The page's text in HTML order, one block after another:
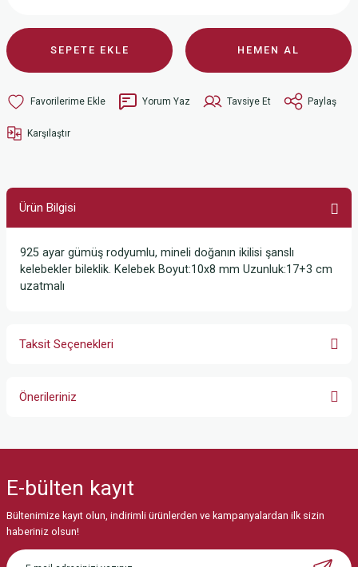
SEPETE EKLE HEMEN AL
Yorum Yaz Tavsiye Et Paylaş
Karşılaştır
Ürün Bilgisi
925 ayar gümüş rodyumlu, mineli doğanın ikilisi şanslı
kelebekler bileklik. Kelebek Boyut:10x8 mm Uzunluk:17+3 cm
uzatmalı
Taksit Seçenekleri
Önerileriniz
Görüş ve önerileriniz için teşekkür ederiz.
Ürün resmi kalitesiz, bozuk veya görüntülenemiyor.
Ürün açıklamasında eksik bilgiler bulunuyor.
E-bülten kayıt
Bültenimize kayıt olun, indirimli ürünlerden ve kampanyalardan ilk sizin
haberiniz olsun!